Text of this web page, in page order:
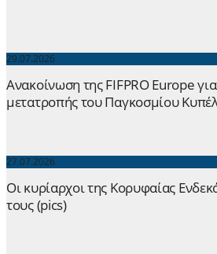
29.07.2026
Ανακοίνωση της FIFPRO Europe
μετατροπής του Παγκοσμίου
27.07.2026
Οι κυρίαρχοι της Κορυφαίας
τους (pics)